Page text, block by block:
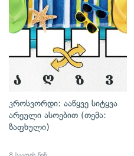
კროსვორდი: ააწყვე სიტყვა
არეული ასოებით (თემა:
ზაფხული)